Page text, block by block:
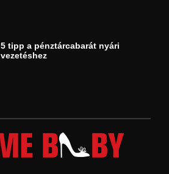
5 tipp a pénztárcabarát nyári
vezetéshez